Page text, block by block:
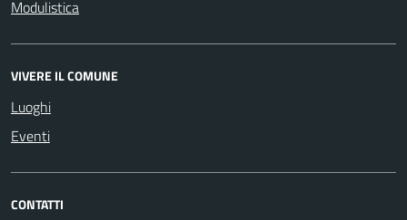
Modulistica
VIVERE IL COMUNE
Luoghi
Eventi
CONTATTI